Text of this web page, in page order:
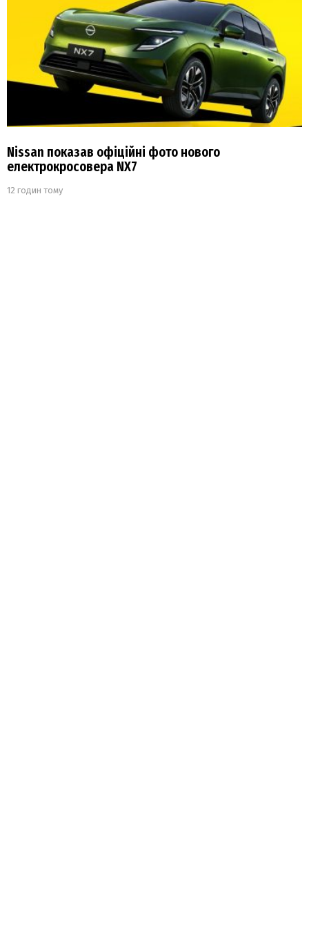
Nissan показав офіційні фото нового
електрокросовера NX7
12 годин тому